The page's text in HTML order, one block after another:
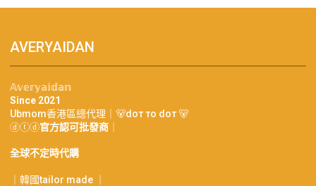
AVERYAIDAN
𝔸𝕧𝕖𝕣𝕪𝕒𝕚𝕕𝕒𝕟
Since 2021
Ubmom香港區總代理｜🐻doт тo doт 🐻
ⓓⓣⓓ官方認可批發商
全球不定時代購
｜韓國tailor made ｜